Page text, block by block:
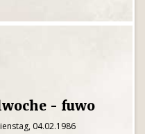
- fuwo
04.02.1986